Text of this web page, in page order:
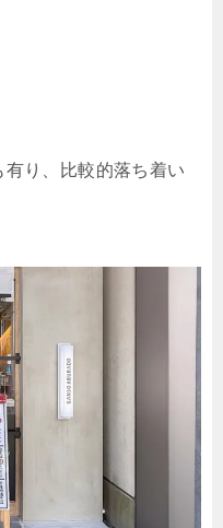
り、比較的落ち着い